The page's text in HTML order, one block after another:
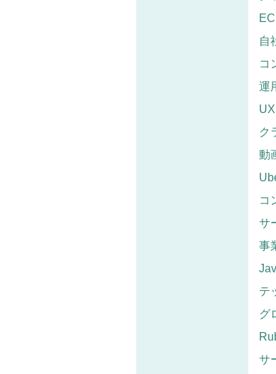
自
コ
運
ク
動
コ
サ
事
テ
グ
サ